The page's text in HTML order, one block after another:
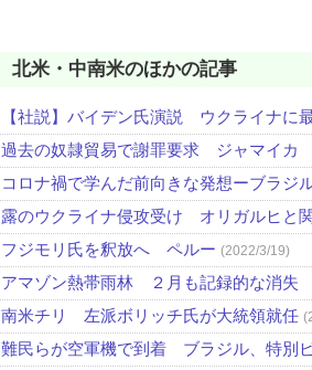
北米・中南米のほかの記事
【社説】バイデン氏演説 ウクライナに
過去の奴隷貿易で謝罪要求 ジャマイカ
コロナ禍で学んだ前向きな発想ーブラジ
露のウクライナ侵攻受け オリガルヒと
フジモリ氏を釈放へ ペルー (2022/3/19)
アマゾン熱帯雨林 ２月も記録的な消失
南米チリ 左派ボリッチ氏が大統領就任
難民らが空軍機で到着 ブラジル、特別